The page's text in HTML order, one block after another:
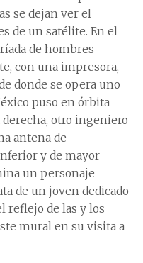
se dejan ver el
de un satélite. En el
de hombres
con una impresora,
donde se opera uno
puso en órbita
derecha, otro ingeniero
antena de
y de mayor
un personaje
de un joven dedicado
reflejo de las y los
mural en su visita a